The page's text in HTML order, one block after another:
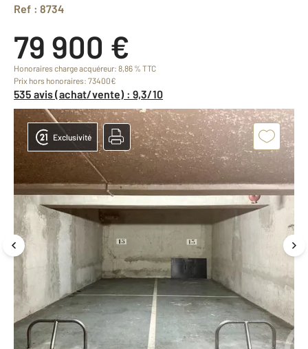
Ref : 8734
79 900 €
Honoraires charge acquéreur: 8,86 % TTC
Prix hors honoraires: 73400€
535 avis (achat/vente) : 9,3/10
Exclusivité